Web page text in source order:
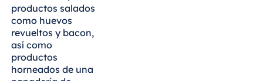
Hotel Taicang
Garden
Hotel &
Conference
Center Taicang
productos salados
como huevos
revueltos y bacon,
así como
productos
horneados de una